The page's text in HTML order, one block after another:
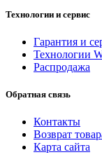
Технологии и сервис
Гарантия и
Технологии
Распродажа
Обратная связь
Контакты
Возврат
Карта сайта